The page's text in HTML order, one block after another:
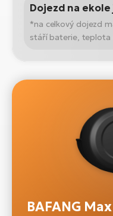
Dojezd na
*na celkový dojezd
stáří baterie, teplota
BAFANG